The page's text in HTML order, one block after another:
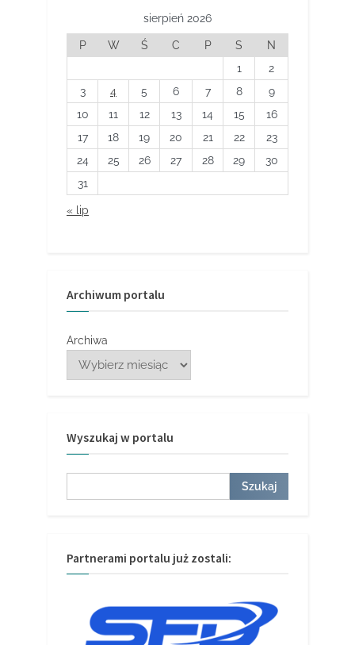
sierpień 2026
P W Ś C P S
N
1
2
3
4 5 6 7 8
9
10
11 12 13 14 15
16
17
18 19 20 21 22
23
24
25 26 27 28 29
30
31
« lip
Archiwum portalu
Archiwa
Wyszukaj w portalu
Szukaj
Partnerami portalu już zostali: